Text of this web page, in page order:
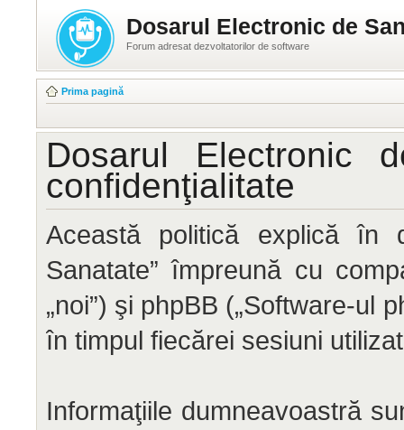
Dosarul Electronic de
Forum adresat dezvoltatorilor de software
Prima pagină
Dosarul Electronic
confidenţialitate
Această politică explică în
Sanatate” împreună cu
„noi”) şi phpBB („Software-ul
în timpul fiecărei sesiuni
Informaţiile dumneavoastră